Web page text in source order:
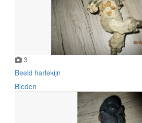
3
Beeld harlekijn
Bieden